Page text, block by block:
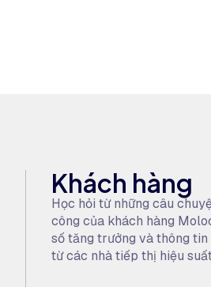
Khách hàng
Học hỏi từ những câu
công của khách hàng
số tăng trưởng và thông tin
từ các nhà tiếp thị hiệu